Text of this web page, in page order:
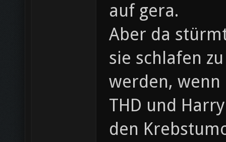
auf gera.
Aber da
sie schlafen
werden, wenn
THD und
den